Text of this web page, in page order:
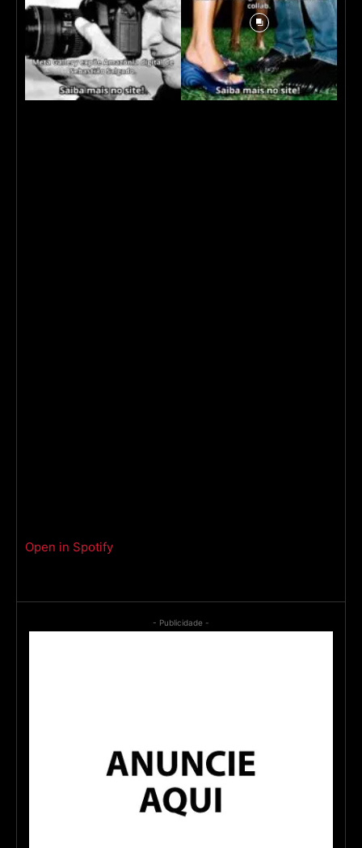
Open in Spotify
- Publicidade -